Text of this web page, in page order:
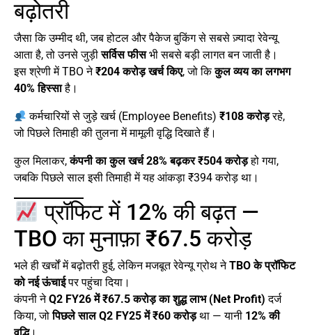
बढ़ोतरी
जैसा कि उम्मीद थी, जब होटल और पैकेज बुकिंग से सबसे ज़्यादा रेवेन्यू
आता है, तो उनसे जुड़ीसर्विस फीसभी सबसे बड़ी लागत बन जाती है।
इस श्रेणी में TBO ने₹204 करोड़ खर्च किए, जो किकुल व्यय का लगभग
40% हिस्साहै।
कर्मचारियों से जुड़े खर्च (Employee Benefits)₹108 करोड़रहे,
जो पिछले तिमाही की तुलना में मामूली वृद्धि दिखाते हैं।
कुल मिलाकर,कंपनी का कुल खर्च 28% बढ़कर ₹504 करोड़हो गया,
जबकि पिछले साल इसी तिमाही में यह आंकड़ा ₹394 करोड़ था।
प्रॉफिट में 12% की बढ़त —
TBO का मुनाफ़ा ₹67.5 करोड़
भले ही खर्चों में बढ़ोतरी हुई, लेकिन मजबूत रेवेन्यू ग्रोथ नेTBO के प्रॉफिट
को नई ऊंचाईपर पहुंचा दिया।
कंपनी नेQ2 FY26 में ₹67.5 करोड़ का शुद्ध लाभ (Net Profit) दर्ज
किया, जोपिछले साल Q2 FY25 में ₹60 करोड़था — यानी 12% की